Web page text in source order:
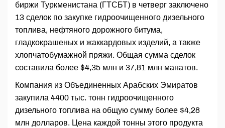
биржи Туркменистана (ГТСБТ) в четверг заключено
13 сделок по закупке гидроочищенного дизельного
топлива, нефтяного дорожного битума,
гладкокрашеных и жаккардовых изделий, а также
хлопчатобумажной пряжи. Общая сумма сделок
составила более $4,35 млн и 37,81 млн манатов.
Компания из Объединенных Арабских Эмиратов
закупила 4400 тыс. тонн гидроочищенного
дизельного топлива на общую сумму более $4,28
млн долларов. Цена каждой тонны этого продукта